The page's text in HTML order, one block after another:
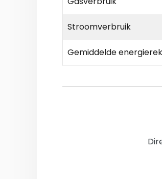
Stroomverbruik
Gemiddelde